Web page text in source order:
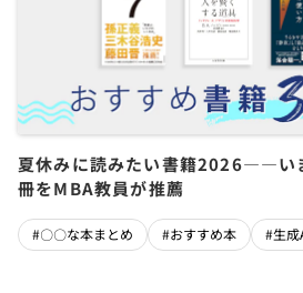
夏休みに読みたい書籍2026――い
冊をMBA教員が推薦
#〇〇な本まとめ #おすすめ本 #生成